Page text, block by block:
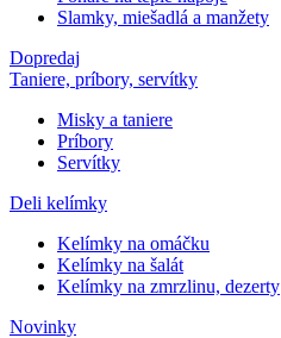
Slamky, miešadlá a manžety
Dopredaj
Taniere, príbory, servítky
Misky a taniere
Príbory
Servítky
Deli kelímky
Kelímky na omáčku
Kelímky na šalát
Kelímky na zmrzlinu, dezerty
Novinky